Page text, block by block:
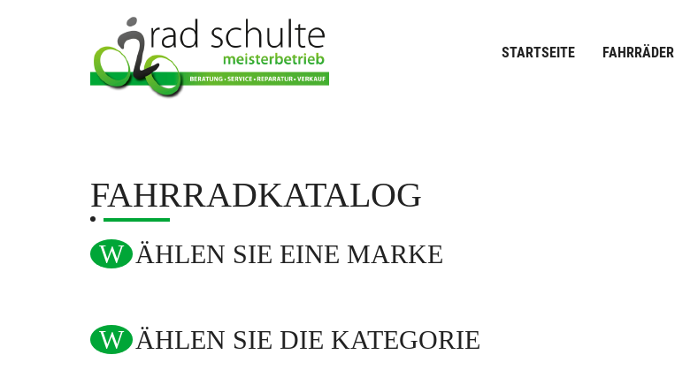
STARTSEITE FAHRRÄDER
FAHRRADKATALOG
WÄHLEN SIE EINE MARKE
WÄHLEN SIE DIE KATEGORIE